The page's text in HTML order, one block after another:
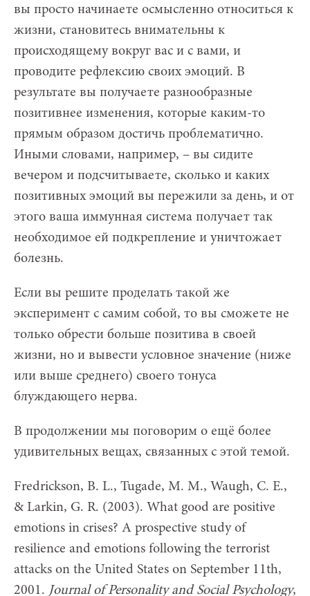
вы просто начинаете осмысленно относиться к
жизни, становитесь внимательны к
происходящему вокруг вас и с вами, и
проводите рефлексию своих эмоций. В
результате вы получаете разнообразные
позитивнее изменения, которые каким-то
прямым образом достичь проблематично.
Иными словами, например, – вы сидите
вечером и подсчитываете, сколько и каких
позитивных эмоций вы пережили за день, и от
этого ваша иммунная система получает так
необходимое ей подкрепление и уничтожает
болезнь.
Если вы решите проделать такой же
эксперимент с самим собой, то вы сможете не
только обрести больше позитива в своей
жизни, но и вывести условное значение (ниже
или выше среднего) своего тонуса
блуждающего нерва.
В продолжении мы поговорим о ещё более
удивительных вещах, связанных с этой темой.
Fredrickson, B. L., Tugade, M. M., Waugh, C. E.,
& Larkin, G. R. (2003). What good are positive
emotions in crises? A prospective study of
resilience and emotions following the terrorist
attacks on the United States on September 11th,
2001. Journal of Personality and Social Psychology,